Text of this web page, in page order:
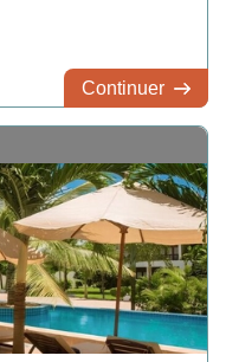
Continuer